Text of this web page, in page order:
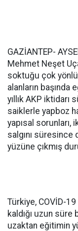
GAZİANTEP-
Mehmet Neşet
soktuğu çok yönlü
alanların
yıllık AKP
saiklerle yapboz
yapısal sorunları,
salgını
yüzüne çıkmış
Türkiye, COVİD-19
kaldığı uzun
uzaktan eğitimin